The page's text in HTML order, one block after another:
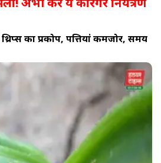
का प्रकोप, पत्तियां कमजोर, समय